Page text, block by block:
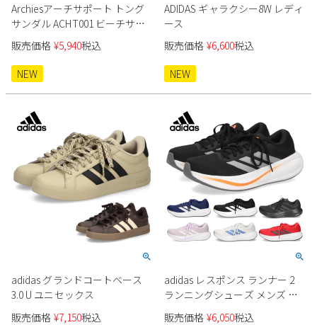
13
14 15 17 18
19
27
28
新規会員登録
会社概要
プライバシーポリシー
特定商取引法に基づく表示
お問い合わせ
Archiesアーチサポート トング
サンダル ACHT001 ビーチサン
ダル
販売価格 ¥5,940税込
NEW
ADIDAS ギャラクシー8W レディ
ース
販売価格 ¥6,600税込
NEW
adidas グランドコートベース
3.0 U ユニセックス
販売価格 ¥7,150税込
adidas レスポンス ランナー 2
ランニングシューズ メンズ レ
ディース
販売価格 ¥6,050税込